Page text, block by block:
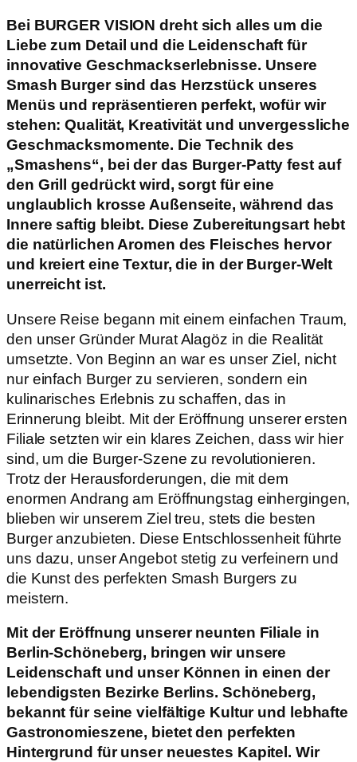
Bei BURGER VISION dreht sich alles um die
Liebe zum Detail und die Leidenschaft für
innovative Geschmackserlebnisse. Unsere
Smash Burger sind das Herzstück unseres
Menüs und repräsentieren perfekt, wofür wir
stehen: Qualität, Kreativität und unvergessliche
Geschmacksmomente. Die Technik des
„Smashens“, bei der das Burger-Patty fest auf
den Grill gedrückt wird, sorgt für eine
unglaublich krosse Außenseite, während das
Innere saftig bleibt. Diese Zubereitungsart hebt
die natürlichen Aromen des Fleisches hervor
und kreiert eine Textur, die in der Burger-Welt
unerreicht ist.
Unsere Reise begann mit einem einfachen Traum,
den unser Gründer Murat Alagöz in die Realität
umsetzte. Von Beginn an war es unser Ziel, nicht
nur einfach Burger zu servieren, sondern ein
kulinarisches Erlebnis zu schaffen, das in
Erinnerung bleibt. Mit der Eröffnung unserer ersten
Filiale setzten wir ein klares Zeichen, dass wir hier
sind, um die Burger-Szene zu revolutionieren.
Trotz der Herausforderungen, die mit dem
enormen Andrang am Eröffnungstag einhergingen,
blieben wir unserem Ziel treu, stets die besten
Burger anzubieten. Diese Entschlossenheit führte
uns dazu, unser Angebot stetig zu verfeinern und
die Kunst des perfekten Smash Burgers zu
meistern.
Mit der Eröffnung unserer neunten Filiale in
Berlin-Schöneberg, bringen wir unsere
Leidenschaft und unser Können in einen der
lebendigsten Bezirke Berlins. Schöneberg,
bekannt für seine vielfältige Kultur und lebhafte
Gastronomieszene, bietet den perfekten
Hintergrund für unser neuestes Kapitel. Wir